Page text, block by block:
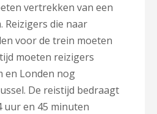
vertrekken van een
die naar
voor de trein moeten
moeten reizigers
en Londen nog
De reistijd bedraagt
uur en 45 minuten